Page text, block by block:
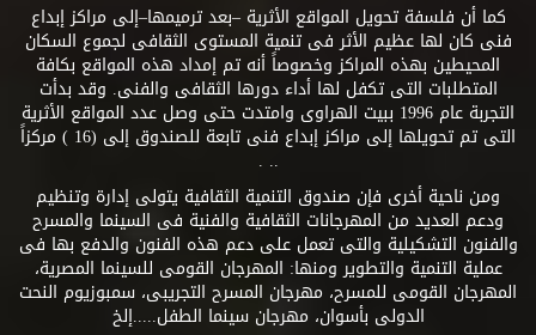
كما أن فلسفة تحويل المواقع الأثرية –بعد ترميمها–إلى مراكز إبداع
فنى كان لها عظيم الأثر فى تنمية المستوى الثقافى لجموع السكان
المحيطين بهذه المراكز وخصوصاً أنه تم إمداد هذه المواقع بكافة
المتطلبات التى تكفل لها أداء دورها الثقافى والفنى. وقد بدأت
التجربة عام 1996 ببيت الهراوى وامتدت حتى وصل عدد المواقع الأثرية
التى تم تحويلها إلى مراكز إبداع فنى تابعة للصندوق إلى (16 ) مركزاً
.. .
ومن ناحية أخرى فإن صندوق التنمية الثقافية يتولى إدارة وتنظيم
ودعم العديد من المهرجانات الثقافية والفنية فى السينما والمسرح
والفنون التشكيلية والتى تعمل على دعم هذه الفنون والدفع بها فى
عملية التنمية والتطوير ومنها: المهرجان القومى للسينما المصرية،
المهرجان القومى للمسرح، مهرجان المسرح التجريبى، سمبوزيوم النحت
الدولى بأسوان، مهرجان سينما الطفل.....إلخ